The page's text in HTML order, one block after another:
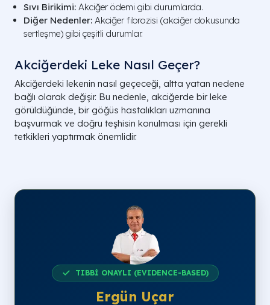
Sıvı Birikimi: Akciğer ödemi gibi durumlarda.
Diğer Nedenler: Akciğer fibrozisi (akciğer dokusunda
sertleşme) gibi çeşitli durumlar.
Akciğerdeki Leke Nasıl Geçer​?
Akciğerdeki lekenin nasıl geçeceği, altta yatan nedene
bağlı olarak değişir. Bu nedenle, akciğerde bir leke
görüldüğünde, bir göğüs hastalıkları uzmanına
başvurmak ve doğru teşhisin konulması için gerekli
tetkikleri yaptırmak önemlidir.
TIBBİ ONAYLI (EVIDENCE-BASED)
Ergün Uçar